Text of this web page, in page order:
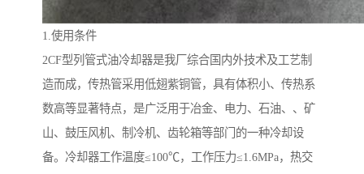
1.使用条件
2CF型列管式油冷却器是我厂综合国内外技术及工艺制
造而成，传热管采用低翅紫铜管，具有体积小、传热系
数高等显著特点，是广泛用于冶金、电力、石油、、矿
山、鼓压风机、制冷机、齿轮箱等部门的一种冷却设
备。冷却器工作温度≤100℃，工作压力≤1.6MPa，热交